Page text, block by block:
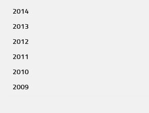
2014
2013
2012
2011
2010
2009